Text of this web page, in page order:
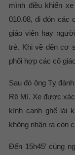
mình điều khiển
010.08, đi đón các
giáo viên hay
trẻ. Khi về đến cơ
phối hợp các cô
Sau đó ông Tỵ
Rê Mí. Xe được
kính cạnh ghế lái
không nhận ra còn
Đến 15h45’ cùng